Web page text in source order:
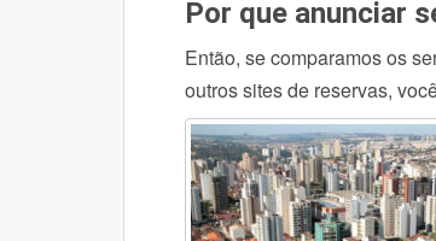
Por que anunciar
Então, se comparamos os
outros sites de reservas,